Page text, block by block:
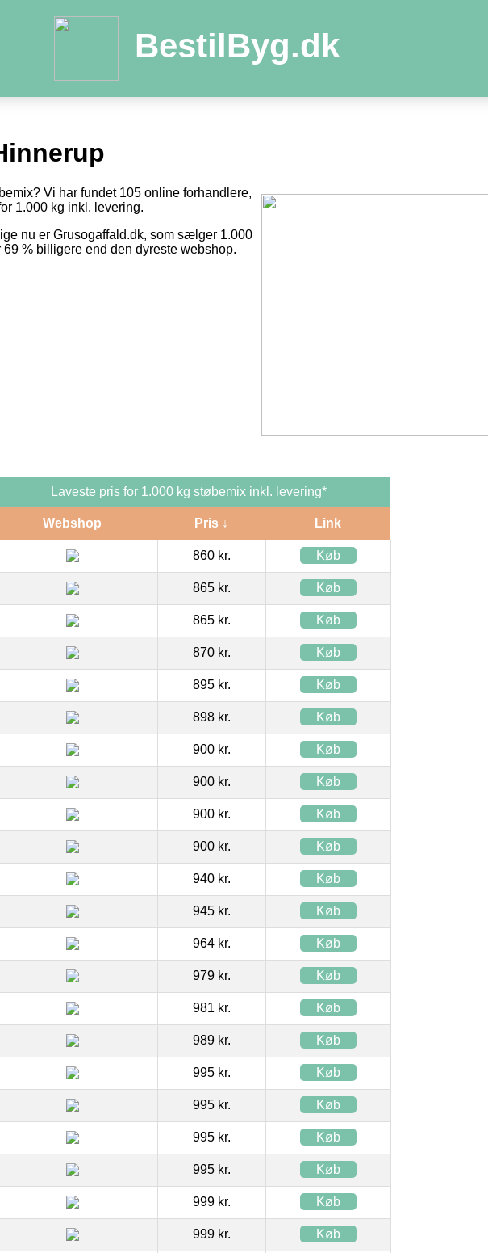
BestilByg.dk
Vi har fundet 105 online forhandlere,
1.000 kg inkl. levering.
nu er Grusogaffald.dk, som sælger 1.000
69 % billigere end den dyreste webshop.
Laveste pris for 1.000 kg støbemix inkl. levering*
Webshop Pris ↓ Link
860 kr. Køb
865 kr. Køb
865 kr. Køb
870 kr. Køb
895 kr. Køb
898 kr. Køb
900 kr. Køb
900 kr. Køb
900 kr. Køb
900 kr. Køb
940 kr. Køb
945 kr. Køb
964 kr. Køb
979 kr. Køb
981 kr. Køb
989 kr. Køb
995 kr. Køb
995 kr. Køb
995 kr. Køb
995 kr. Køb
999 kr. Køb
999 kr. Køb